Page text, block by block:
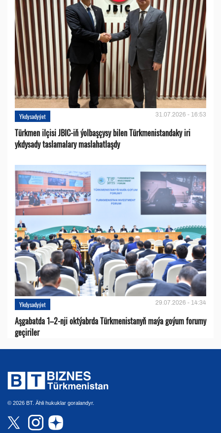
Ykdysadyýet 31.07.2026 - 16:53
Türkmen ilçisi JBIC-iň ýolbaşçysy bilen Türkmenistandaky iri
ykdysady taslamalary maslahatlaşdy
Ykdysadyýet 29.07.2026 - 14:34
Aşgabatda 1–2-nji oktýabrda Türkmenistanyň maýa goýum forumy
geçiriler
© 2026 BT. Ähli hukuklar goralandyr.